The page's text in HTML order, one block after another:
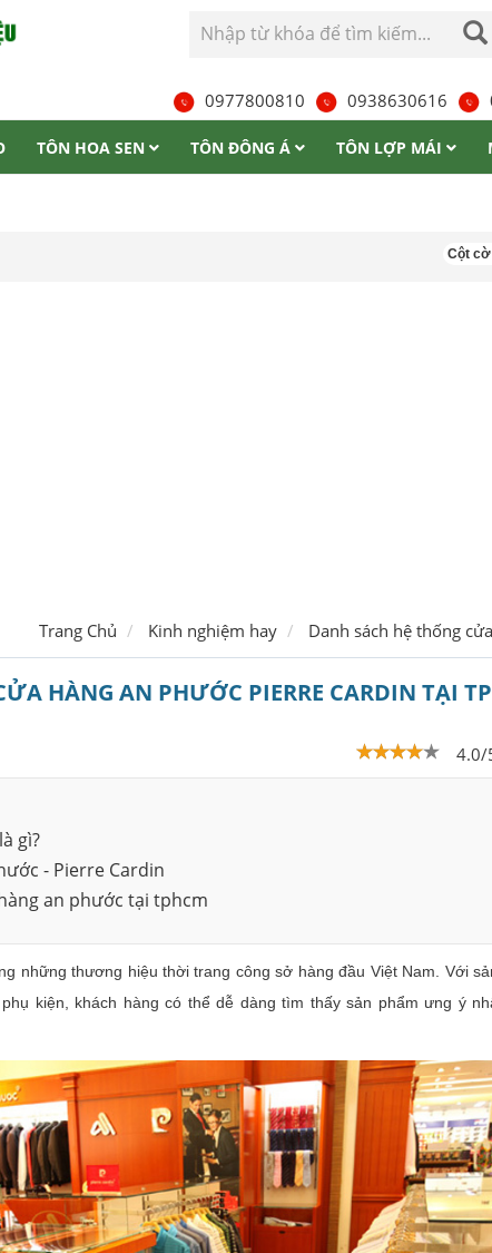
0977800810 0938630616
TÔN HOA SEN TÔN ĐÔNG Á TÔN LỢP MÁI
Cột cờ Lũng Cú
Trang Chủ Kinh nghiệm hay Danh sách hệ thống
HÀNG AN PHƯỚC PIERRE CARDIN TẠI
4.0/
gì?
- Pierre Cardin
an phước tại tphcm
những thương hiệu thời trang công sở hàng đầu Việt Nam. Với
kiện, khách hàng có thể dễ dàng tìm thấy sản phẩm ưng ý